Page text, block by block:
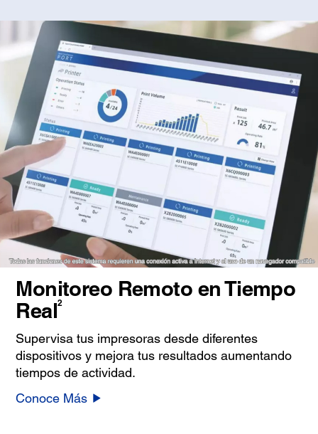
Monitoreo Remoto en Tiempo
Real2
Supervisa tus impresoras desde diferentes
dispositivos y mejora tus resultados aumentando
tiempos de actividad.
Conoce Más